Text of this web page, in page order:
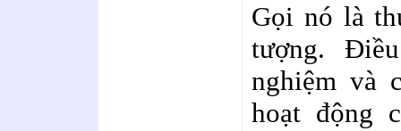
Gọi nó là
tượng.
nghiệm và
hoạt động